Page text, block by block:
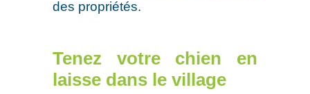
des propriétés.
Tenez votre chien en
laisse dans le village